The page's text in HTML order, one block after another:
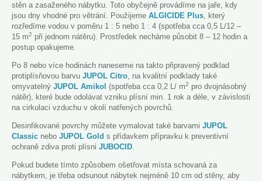
stěn a zasaženého nábytku. Toto obyčejně provádíme na jaře, kdy
jsou dny vhodné pro větrání. Použijeme ALGICIDE Plus, který
rozředíme vodou v poměru 1 : 5 nebo 1 : 4 (spotřeba cca 0,5 L/12 –
15 m2 při jednom nátěru). Prostředek necháme působit 8 – 12 hodin a
postup opakujeme.
Po 8 nebo více hodinách naneseme na takto připravený podklad
protiplísňovou barvu JUPOL Citro, na kvalitní podklady také
omyvatelný JUPOL Amikol (spotřeba cca 0,2 L/ m2 pro dvojnásobný
nátěr), které bude odolávat vzniku plísní min. 1 rok a déle, v závislosti
na cirkulaci vzduchu v okolí natřených povrchů.
Desinfikované povrchy můžete vymalovat také barvami JUPOL
Classic nebo JUPOL Gold s přídavkem přípravku k preventivní
ochraně zdiva proti plísni JUBOCID.
Pokud budete tímto způsobem ošetřovat místa schovaná za
nábytkem, je třeba odsunout nábytek nejméně 10 cm od stěny, aby